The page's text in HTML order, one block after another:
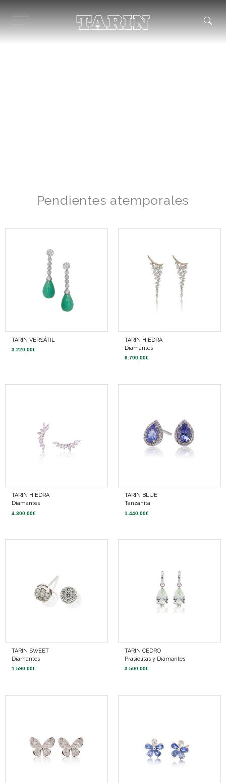
contenido
Pendientes atemporales
TARIN VERSÁTIL
3.220,00€
TARIN HIEDRA
Diamantes
6.700,00€
TARIN HIEDRA
Diamantes
4.300,00€
TARIN BLUE
Tanzanita
1.440,00€
TARIN SWEET
Diamantes
1.590,00€
TARIN CEDRO
Prasiolitas y Diamantes
3.500,00€